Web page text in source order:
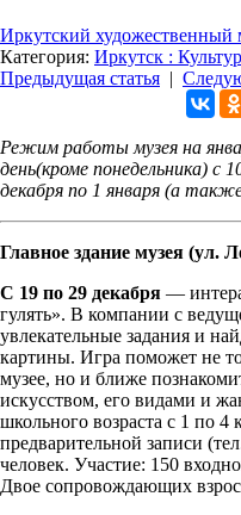
Иркутский художественный
Категория: Иркутск :
Предыдущая статья |
Режим работы музея на
день(кроме понедельника) с
декабря по 1 января (а
Главное здание музея (ул.
С 19 по 29 декабря —
гулять». В компании с
увлекательные задания и
картины. Игра поможет не
музее, но и ближе
искусством, его видами и
школьного возраста с 1 по 4
предварительной записи
человек. Участие: 150
Двое сопровождающих